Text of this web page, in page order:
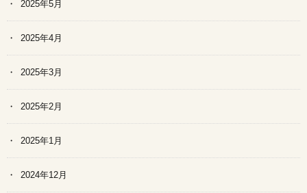
2025年5月
2025年4月
2025年3月
2025年2月
2025年1月
2024年12月